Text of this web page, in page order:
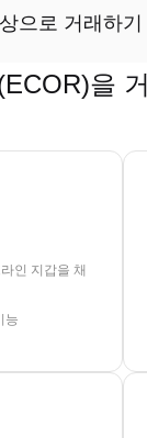
으로 거래하기
을
인 지갑을 채
능